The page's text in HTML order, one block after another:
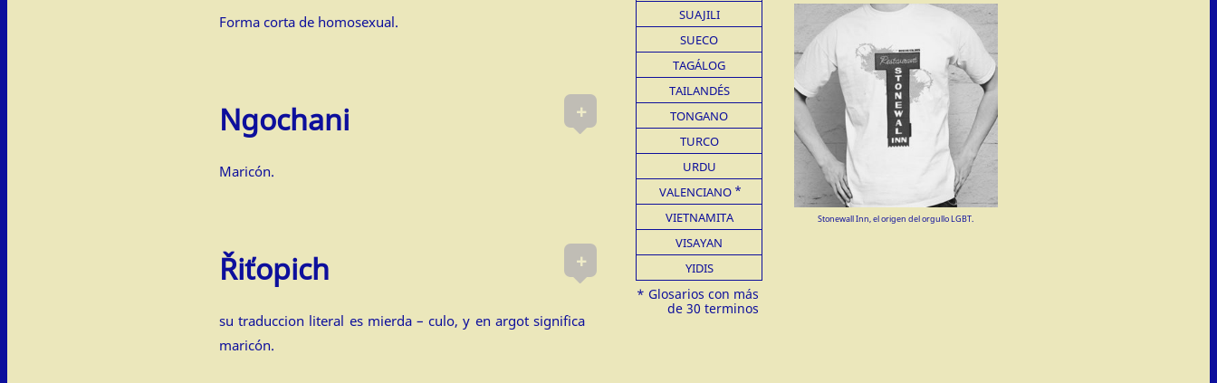
Forma corta de homosexual.
+
Ngochani
Maricón.
+
Řiťopich
su traduccion literal es mierda – culo, y en argot significa
maricón.
Stonewall Inn, el origen del orgullo LGBT.
SUAJILI
SUECO
TAGÁLOG
TAILANDÉS
TONGANO
TURCO
URDU
VALENCIANO
VIETNAMITA
VISAYAN
YIDIS